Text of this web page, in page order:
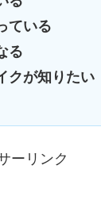
ている
る
クが知りたい
ーリンク